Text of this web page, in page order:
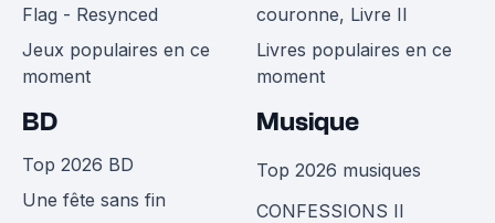
Flag - Resynced
Jeux populaires en ce
moment
couronne, Livre II
Livres populaires en ce
moment
BD
Top 2026 BD
Une fête sans fin
Musique
Top 2026 musiques
CONFESSIONS II